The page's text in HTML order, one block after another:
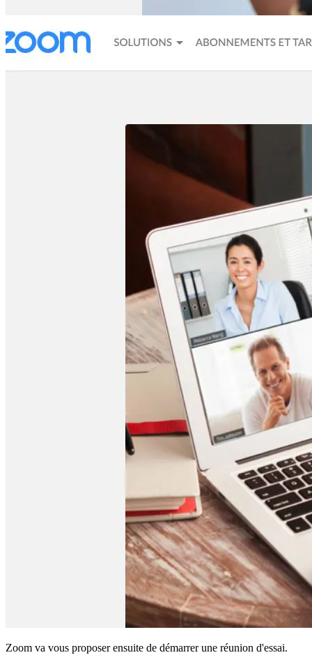
Zoom va vous proposer ensuite de démarrer une réunion d'essai.